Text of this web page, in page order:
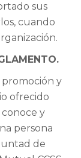
sus
cuando
y
ofrecido
y
persona
de